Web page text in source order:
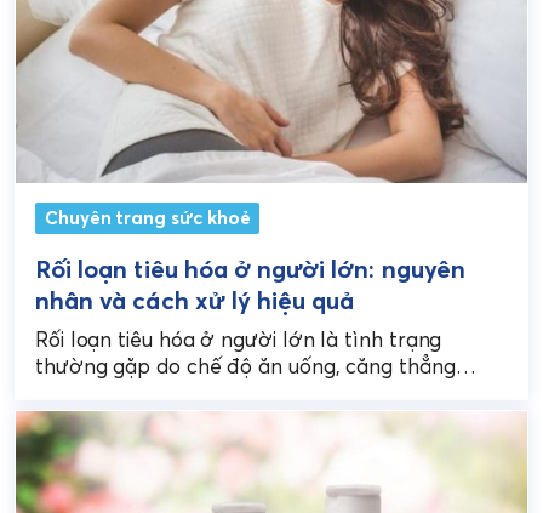
Chuyên trang sức khoẻ
Rối loạn tiêu hóa ở người lớn: nguyên
nhân và cách xử lý hiệu quả
Rối loạn tiêu hóa ở người lớn là tình trạng
thường gặp do chế độ ăn uống, căng thẳng